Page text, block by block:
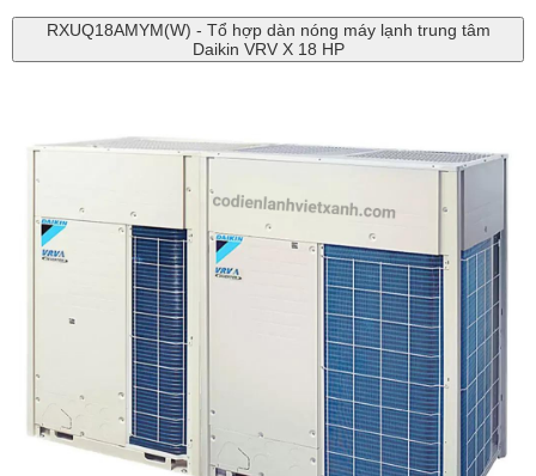
RXUQ18AMYM(W) - Tổ hợp dàn nóng máy lạnh trung tâm
Daikin VRV X 18 HP